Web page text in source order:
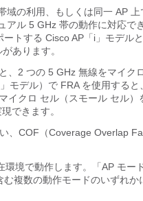
の利用、もしくは同一 AP 上
アル 5 GHz 帯の動作に対応で
トする Cisco AP「i」モデル
あります。
、2 つの 5 GHz 無線をマイク
モデル）で FRA を使用すると
イクロ セル（スモール セル）
できます。
、COF（Coverage Overlap
境で動作します。「AP モー
複数の動作モードのいずれか